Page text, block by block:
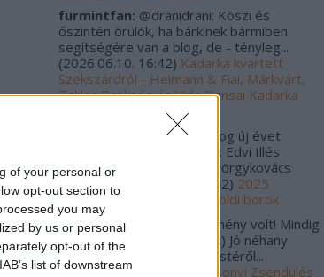
of your personal or
opt-out section to
you may
by us or personal
opt-out of the
list of downstream
furmintfan: @dranidrani: Köszi és
őszintén örülök, ha bárkinek bármiben
segítségére van a blog, de - tényleg...
(2026.06.10. 16:42) Kadarka kvartett
Szekszárdról - Heimann & Fiai, Márkvárt,
Takler Örökség és Vida Bonsai Kadarka
merulo_szaturnusz:Boldog új évet
kívánok! Tavalyi kedvencek: Edvi Illés
Furmint-Kéknyelű 2020 Györgykovács
Tramini...
2026.01.06. 12:02) 2025
legjobbjai - Magyar és külföldi borok
Ács Zoltánn:
Szuper esemény volt! Mindig
nagyon jók a Zsendülések :) Jó néhany
palackkal tértem haza az estéről...
( 2025.12.30. 00:01
Karácsonyi Zsendülés